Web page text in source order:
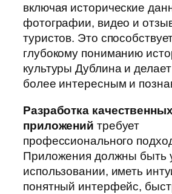
включая исторические
фотографии, видео и
туристов. Это
глубокому пониманию
культуры Дублина и
более интересным и
Разработка
приложений требует
профессионального
Приложения должны быть
использовании, иметь
понятный интерфейс,